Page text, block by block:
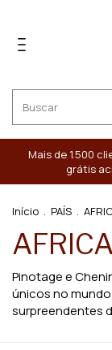
Mais de 1.500
grátis
Início . PAÍS .
Pinotage e
únicos no
surpreendentes